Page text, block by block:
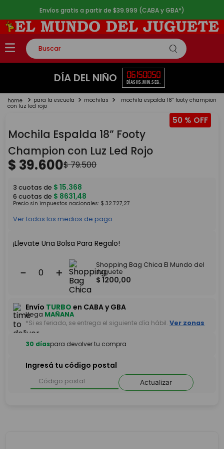
Envíos gratis a partir de $39.999 (CABA y GBA*)
Buscar
TÉRMINOS MÁS BUSCADOS
2.
lego
4.
monopatin
5. toy story
DÍA DEL NIÑO 06
DÍAS
15
HS.
00
MIN.
50
SEG.
para la escuela mochilas mochila espalda 18” footy champion
con luz led rojo
50 %
Mochila Espalda 18” Footy
Champion con Luz Led Rojo
$ 39.600$79.500
3 cuotas de $ 15.368
6 cuotas de $ 8631,48
Precio sin impuestos nacionales: $ 32.727,27
Ver todos los medios de pago
¡Llevate Una Bolsa Para Regalo!
＋
－
Shopping Bag Chica El Mundo del
Juguete
$ 1200,00
Envío TURBO en CABA y GBA
Llega MAÑANA
*Si es feriado, se entrega el siguiente día hábil. Ver zonas
30 díaspara devolver tu compra
Ingresá tu código postal
Actualizar